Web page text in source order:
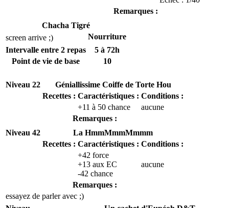
Remarques :
Chacha Tigré
screen arrive ;)
Nourriture
Intervalle entre 2 repas
5 à 72h
Point de vie de base
10
Niveau 22
Géniallissime Coiffe de Torte Hou
Recettes : Caractéristiques : Conditions :
+11 à 50 chance
aucune
Remarques :
Niveau 42
La HmmMmmMmmm
Recettes : Caractéristiques : Conditions :
+42 force
+13 aux EC
-42 chance
aucune
Remarques :
essayez de parler avec ;)